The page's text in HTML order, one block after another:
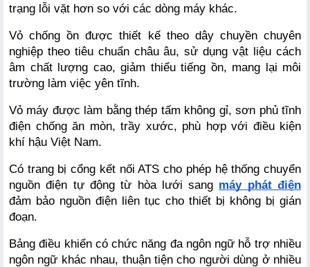
trạng lỗi vặt hơn so với các dòng máy khác.
Vỏ chống ồn được thiết kế theo dây chuyền chuyên
nghiệp theo tiêu chuẩn châu âu, sử dụng vật liệu cách
âm chất lượng cao, giảm thiểu tiếng ồn, mang lại môi
trường làm việc yên tĩnh.
Vỏ máy được làm bằng thép tấm không gỉ, sơn phủ tĩnh
điện chống ăn mòn, trầy xước, phù hợp với điều kiện
khí hậu Việt Nam.
Có trang bị cổng kết nối ATS cho phép hệ thống chuyển
nguồn điện tự động từ hòa lưới sang máy phát điện
đảm bảo nguồn điện liên tục cho thiết bị không bị gián
đoạn.
Bảng điều khiển có chức năng đa ngôn ngữ hỗ trợ nhiều
ngôn ngữ khác nhau, thuận tiện cho người dùng ở nhiều